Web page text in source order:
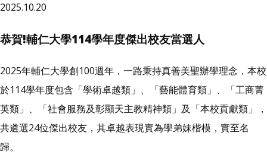
2025.10.20
恭賀!輔仁大學114學年度傑出校友當選人
2025年輔仁大學創100週年，一路秉持真善美聖辦學理念，本校
於114學年度包含「學術卓越類」、「藝能體育類」、「工商菁
英類」、「社會服務及彰顯天主教精神類」及「本校貢獻類」，
共遴選24位傑出校友，其卓越表現實為學弟妹楷模，實至名
歸。